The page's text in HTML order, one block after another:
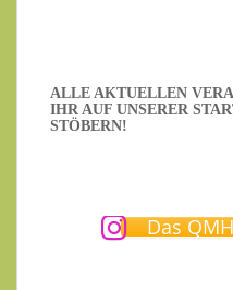
ALLE AKTUELLEN
IHR AUF UNSERER
TÖBERN!
Das